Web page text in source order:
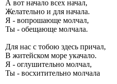
А вот начало всех начал,
Желательно и для начала.
Я - вопрошающе молчал,
Ты - обещающе молчала.
Для нас с тобою здесь причал,
В житейском море укачало.
Я - оглушительно молчал,
Ты - восхитительно молчала